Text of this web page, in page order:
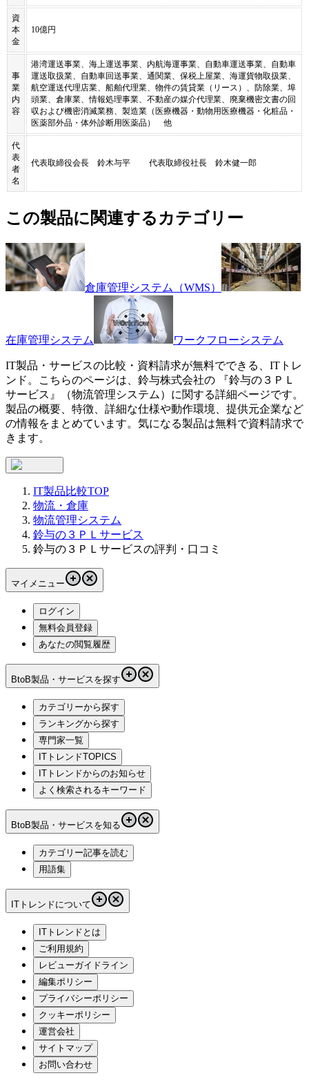
資
本
金
10億円
事
業
内
容
港湾運送事業、海上運送事業、内航海運事業、自動車運送事業、自動車
運送取扱業、自動車回送事業、通関業、保税上屋業、海運貨物取扱業、
航空運送代理店業、船舶代理業、物件の賃貸業（リース）、防除業、埠
頭業、倉庫業、情報処理事業、不動産の媒介代理業、廃棄機密文書の回
収および機密消滅業務、製造業（医療機器・動物用医療機器・化粧品・
医薬部外品・体外診断用医薬品） 他
代
表
者
名
代表取締役会長 鈴木与平 代表取締役社長 鈴木健一郎
この製品に関連するカテゴリー
倉庫管理システム（WMS）
在庫管理システム ワークフローシステム
IT製品・サービスの比較・資料請求が無料でできる、ITトレ
ンド。こちらのページは、 鈴与株式会社の 『鈴与の３ＰＬ
サービス 』（物流管理システム ）に関する詳細ページです。
製品の概要、特徴、詳細な仕様や動作環境、提供元企業など
の情報をまとめています。気になる製品は無料で資料請求で
きます。
IT製品比較TOP
物流・倉庫
物流管理システム
鈴与の３ＰＬサービス
鈴与の３ＰＬサービスの評判・口コミ
マイメニュー
ログイン
無料会員登録
あなたの閲覧履歴
BtoB製品・サービスを探す
カテゴリーから探す
ランキングから探す
専門家一覧
ITトレンドTOPICS
ITトレンドからのお知らせ
よく検索されるキーワード
BtoB製品・サービスを知る
カテゴリー記事を読む
用語集
ITトレンドについて
ITトレンドとは
ご利用規約
レビューガイドライン
編集ポリシー
プライバシーポリシー
クッキーポリシー
運営会社
サイトマップ
お問い合わせ